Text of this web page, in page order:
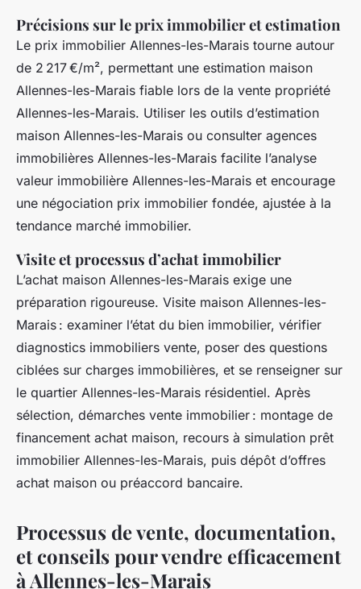
Précisions sur le prix immobilier et estimation
Le prix immobilier Allennes-les-Marais tourne autour
de 2 217 €/m², permettant une estimation maison
Allennes-les-Marais fiable lors de la vente propriété
Allennes-les-Marais. Utiliser les outils d’estimation
maison Allennes-les-Marais ou consulter agences
immobilières Allennes-les-Marais facilite l’analyse
valeur immobilière Allennes-les-Marais et encourage
une négociation prix immobilier fondée, ajustée à la
tendance marché immobilier.
Visite et processus d’achat immobilier
L’achat maison Allennes-les-Marais exige une
préparation rigoureuse. Visite maison Allennes-les-
Marais : examiner l’état du bien immobilier, vérifier
diagnostics immobiliers vente, poser des questions
ciblées sur charges immobilières, et se renseigner sur
le quartier Allennes-les-Marais résidentiel. Après
sélection, démarches vente immobilier : montage de
financement achat maison, recours à simulation prêt
immobilier Allennes-les-Marais, puis dépôt d’offres
achat maison ou préaccord bancaire.
Processus de vente, documentation,
et conseils pour vendre efficacement
à Allennes-les-Marais